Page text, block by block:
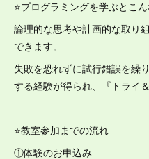
⭐プログラミングを学ぶとこ
論理的な思考や計画的な取り
できます。
失敗を恐れずに試行錯誤を繰
する経験が得られ、『トライ
⭐教室参加までの流れ
①体験のお申込み